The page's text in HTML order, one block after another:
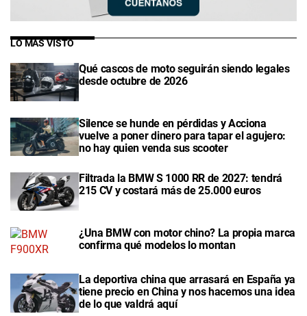
LO MÁS VISTO
Qué cascos de moto seguirán siendo legales
desde octubre de 2026
Silence se hunde en pérdidas y Acciona
vuelve a poner dinero para tapar el agujero:
no hay quien venda sus scooter
Filtrada la BMW S 1000 RR de 2027: tendrá
215 CV y costará más de 25.000 euros
¿Una BMW con motor chino? La propia marca
confirma qué modelos lo montan
La deportiva china que arrasará en España ya
tiene precio en China y nos hacemos una idea
de lo que valdrá aquí